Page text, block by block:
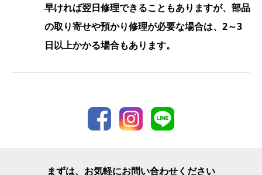
早ければ翌日修理できることもありますが、部品
の取り寄せや預かり修理が必要な場合は、2～3
日以上かかる場合もあります。
まずは、お気軽にお問い合わせください